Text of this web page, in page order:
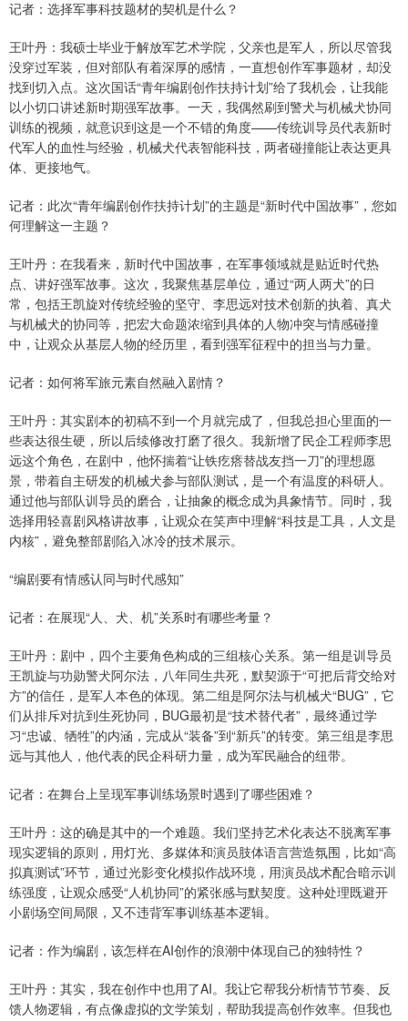
记者：选择军事科技题材的契机是什么？
王叶丹：我硕士毕业于解放军艺术学院，父亲也是军人，所以尽管我
没穿过军装，但对部队有着深厚的感情，一直想创作军事题材，却没
找到切入点。这次国话“青年编剧创作扶持计划”给了我机会，让我能
以小切口讲述新时期强军故事。一天，我偶然刷到警犬与机械犬协同
训练的视频，就意识到这是一个不错的角度——传统训导员代表新时
代军人的血性与经验，机械犬代表智能科技，两者碰撞能让表达更具
体、更接地气。
记者：此次“青年编剧创作扶持计划”的主题是“新时代中国故事”，您如
何理解这一主题？
王叶丹：在我看来，新时代中国故事，在军事领域就是贴近时代热
点、讲好强军故事。这次，我聚焦基层单位，通过“两人两犬”的日
常，包括王凯旋对传统经验的坚守、李思远对技术创新的执着、真犬
与机械犬的协同等，把宏大命题浓缩到具体的人物冲突与情感碰撞
中，让观众从基层人物的经历里，看到强军征程中的担当与力量。
记者：如何将军旅元素自然融入剧情？
王叶丹：其实剧本的初稿不到一个月就完成了，但我总担心里面的一
些表达很生硬，所以后续修改打磨了很久。我新增了民企工程师李思
远这个角色，在剧中，他怀揣着“让铁疙瘩替战友挡一刀”的理想愿
景，带着自主研发的机械犬参与部队测试，是一个有温度的科研人。
通过他与部队训导员的磨合，让抽象的概念成为具象情节。同时，我
选择用轻喜剧风格讲故事，让观众在笑声中理解“科技是工具，人文是
内核”，避免整部剧陷入冰冷的技术展示。
“编剧要有情感认同与时代感知”
记者：在展现“人、犬、机”关系时有哪些考量？
王叶丹：剧中，四个主要角色构成的三组核心关系。第一组是训导员
王凯旋与功勋警犬阿尔法，八年同生共死，默契源于“可把后背交给对
方”的信任，是军人本色的体现。第二组是阿尔法与机械犬“BUG”，它
们从排斥对抗到生死协同，BUG最初是“技术替代者”，最终通过学
习“忠诚、牺牲”的内涵，完成从“装备”到“新兵”的转变。第三组是李思
远与其他人，他代表的民企科研力量，成为军民融合的纽带。
记者：在舞台上呈现军事训练场景时遇到了哪些困难？
王叶丹：这的确是其中的一个难题。我们坚持艺术化表达不脱离军事
现实逻辑的原则，用灯光、多媒体和演员肢体语言营造氛围，比如“高
拟真测试”环节，通过光影变化模拟作战环境，用演员战术配合暗示训
练强度，让观众感受“人机协同”的紧张感与默契度。这种处理既避开
小剧场空间局限，又不违背军事训练基本逻辑。
记者：作为编剧，该怎样在AI创作的浪潮中体现自己的独特性？
王叶丹：其实，我在创作中也用了AI。我让它帮我分析情节节奏、反
馈人物逻辑，有点像虚拟的文学策划，帮助我提高创作效率。但我也